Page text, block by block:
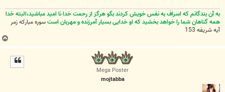
به آن بندگانم که اسراف به نفس خویش کردند بگو هرگز از رحمت خدا نا امید مباشید،البته خدا
همه گناهان شما را خواهد بخشید که او خدایی بسیار آمرزنده و مهربان استسوره مبارکه زمر
آیه شریفه 153
Mega Poster
mojtabba